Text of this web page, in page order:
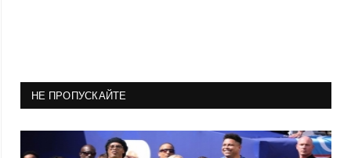
НЕ ПРОПУСКАЙТЕ